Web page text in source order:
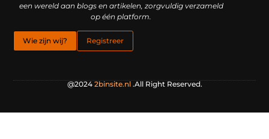
een wereld aan blogs en artikelen, zorgvuldig verzameld
op één platform.
Wie zijn wij? Registreer
@2024 2binsite.nl.All Right Reserved.